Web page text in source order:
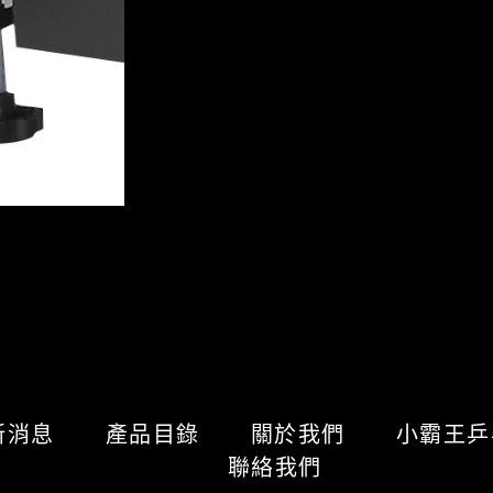
消息 產品目錄 關於我們
小霸王
聯絡我們